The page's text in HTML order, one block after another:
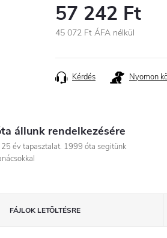
57 242 Ft
45 072 Ft ÁFA nélkül
Kérdés Nyomon
állunk rendelkezésére
év tapasztalat. 1999 óta segitünk
FÁJLOK LETÖLTÉSRE